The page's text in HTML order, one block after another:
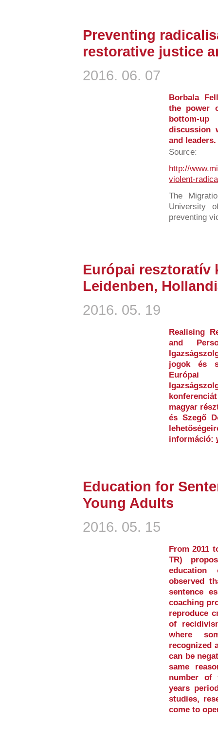
Preventing
restorative justice
2016. 06. 07
Borbala
the power
bottom-
discussion
and leaders.
Source:
http://
violent-
The
University
preventing
Európai resztoratív
Leidenben,
2016. 05. 19
Realising
and
jogok és
magyar
és Szegő
információ:
Education for
Young Adults
2016. 05. 15
From 2011
TR)
education
observed
sentence
coaching
reproduce
of
where
recognized
can be
same
number of
years
studies,
come to